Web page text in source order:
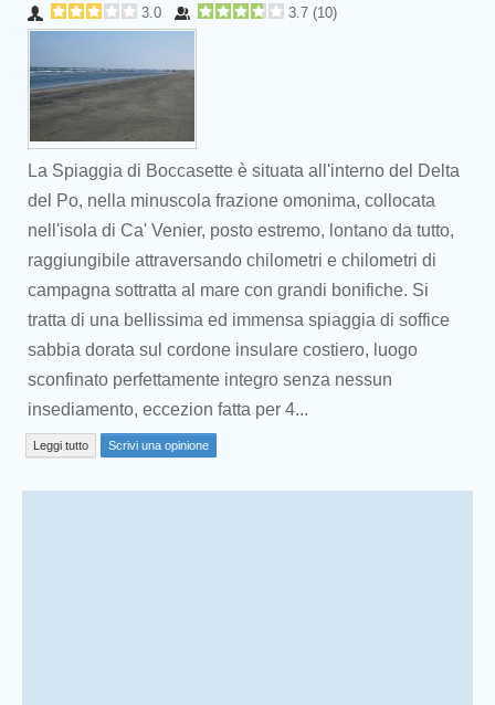
3.0 3.7 (10)
La Spiaggia di Boccasette è situata all'interno del Delta
del Po, nella minuscola frazione omonima, collocata
nell'isola di Ca' Venier, posto estremo, lontano da tutto,
raggiungibile attraversando chilometri e chilometri di
campagna sottratta al mare con grandi bonifiche. Si
tratta di una bellissima ed immensa spiaggia di soffice
sabbia dorata sul cordone insulare costiero, luogo
sconfinato perfettamente integro senza nessun
insediamento, eccezion fatta per 4...
Leggi tutto Scrivi una opinione